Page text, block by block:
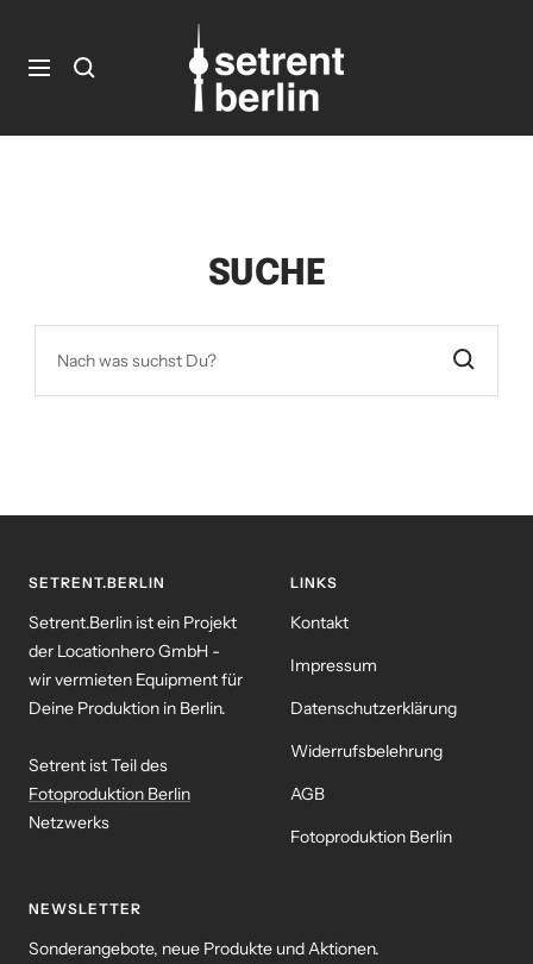
InhaltNavigation
setrent.berlin
setrent.berlin
SUCHE
SETRENT.BERLIN
Setrent.Berlin ist ein Projekt
der Locationhero GmbH -
wir vermieten Equipment für
Deine Produktion in Berlin.
Setrent ist Teil des
Fotoproduktion Berlin
Netzwerks
LINKS
Kontakt
Impressum
Datenschutzerklärung
Widerrufsbelehrung
AGB
Fotoproduktion Berlin
NEWSLETTER
Sonderangebote, neue Produkte und Aktionen.